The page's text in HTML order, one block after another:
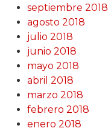
septiembre 2018
agosto 2018
julio 2018
junio 2018
mayo 2018
abril 2018
marzo 2018
febrero 2018
enero 2018